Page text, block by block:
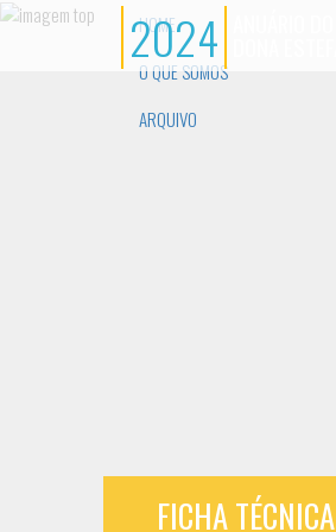
2024
HOME
O QUE SOMOS
ARQUIVO
FICHA TÉCNICA